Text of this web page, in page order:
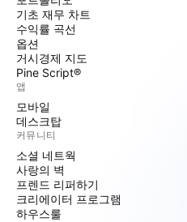
기초 재무 차트
수익률 곡선
옵션
거시경제 지도
Pine Script®
앱
모바일
데스크탑
커뮤니티
소셜 네트웍
사랑의 벽
프렌드 리퍼하기
크리에이터 프로그램
하우스룰